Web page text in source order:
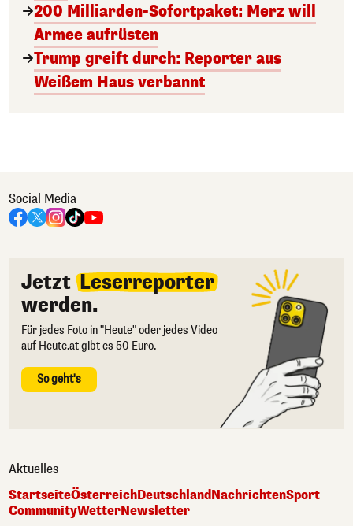
200 Milliarden-Sofortpaket: Merz will
Armee aufrüsten
Trump greift durch: Reporter aus
Weißem Haus verbannt
Social Media
Jetzt Leserreporter
werden.
Für jedes Foto in "Heute" oder jedes Video
auf Heute.at gibt es 50 Euro.
So geht's
Aktuelles
StartseiteÖsterreichDeutschlandNachrichtenSport
CommunityWetterNewsletter